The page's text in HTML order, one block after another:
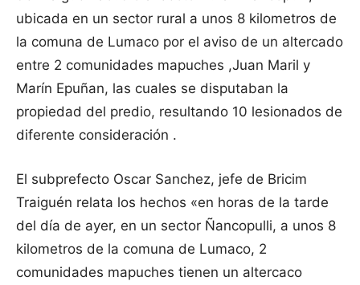
ubicada en un sector rural a unos 8 kilometros de
la comuna de Lumaco por el aviso de un altercado
entre 2 comunidades mapuches ,Juan Maril y
Marín Epuñan, las cuales se disputaban la
propiedad del predio, resultando 10 lesionados de
diferente consideración .
El subprefecto Oscar Sanchez, jefe de Bricim
Traiguén relata los hechos «en horas de la tarde
del día de ayer, en un sector Ñancopulli, a unos 8
kilometros de la comuna de Lumaco, 2
comunidades mapuches tienen un altercaco